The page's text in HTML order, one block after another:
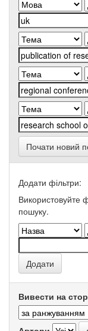
Почати новий
Додати фільтри:
Використовуйте
пошуку.
Вивести на